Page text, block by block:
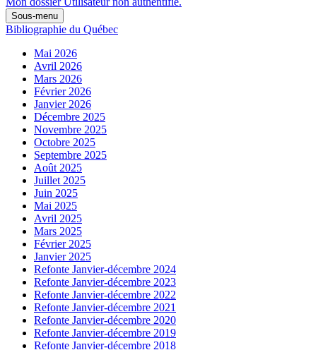
Sous-menu
Bibliographie du Québec
Mai 2026
Avril 2026
Mars 2026
Février 2026
Janvier 2026
Décembre 2025
Novembre 2025
Octobre 2025
Septembre 2025
Août 2025
Juillet 2025
Juin 2025
Mai 2025
Avril 2025
Mars 2025
Février 2025
Janvier 2025
Refonte Janvier-décembre 2024
Refonte Janvier-décembre 2023
Refonte Janvier-décembre 2022
Refonte Janvier-décembre 2021
Refonte Janvier-décembre 2020
Refonte Janvier-décembre 2019
Refonte Janvier-décembre 2018